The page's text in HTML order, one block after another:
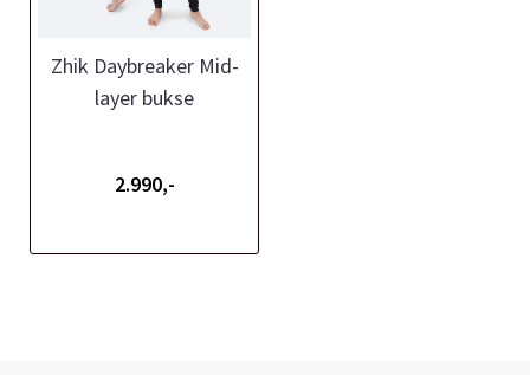
Zhik Daybreaker Mid-
layer bukse
2.990,-